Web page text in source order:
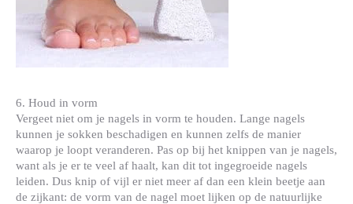
6. Houd in vorm
Vergeet niet om je nagels in vorm te houden. Lange nagels
kunnen je sokken beschadigen en kunnen zelfs de manier
waarop je loopt veranderen. Pas op bij het knippen van je nagels,
want als je er te veel af haalt, kan dit tot ingegroeide nagels
leiden. Dus knip of vijl er niet meer af dan een klein beetje aan
de zijkant: de vorm van de nagel moet lijken op de natuurlijke